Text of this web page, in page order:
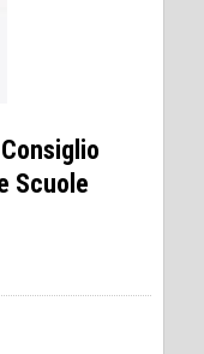
Scuole